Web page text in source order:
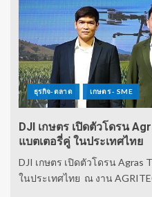
ธุรกิจ-ตลาด เกษตร - SME
DJI เกษตร เปิดตัวโดรน
แบตเตอรี่คู่ ในประเทศไทย
DJI เกษตร เปิดตัวโดรน Agras
ในประเทศไทย ณ งาน